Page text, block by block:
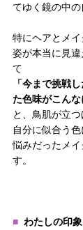
てゆく鏡の中
特にヘアとメ
姿が本当に見
て
「今まで挑戦
た色味がこんな
と、鳥肌が立つ
自分に似合う
悩みだったメ
す。
■ わたしの印